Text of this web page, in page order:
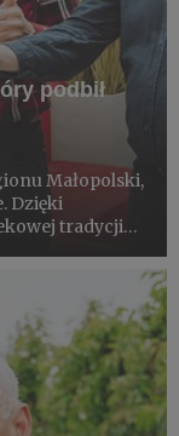
podbił
Małopolski,
Dzięki
tradycji